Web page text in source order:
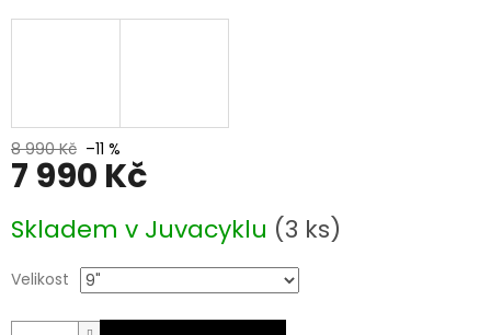
8 990 Kč –11 %
7 990 Kč
cena:
Skladem v Juvacyklu (3 ks)
Velikost